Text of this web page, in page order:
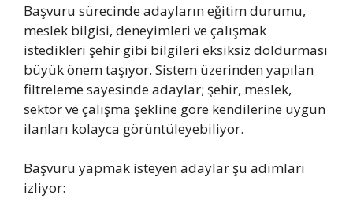
Başvuru sürecinde adayların eğitim durumu,
meslek bilgisi, deneyimleri ve çalışmak
istedikleri şehir gibi bilgileri eksiksiz doldurması
büyük önem taşıyor. Sistem üzerinden yapılan
filtreleme sayesinde adaylar; şehir, meslek,
sektör ve çalışma şekline göre kendilerine uygun
ilanları kolayca görüntüleyebiliyor.
Başvuru yapmak isteyen adaylar şu adımları
izliyor: